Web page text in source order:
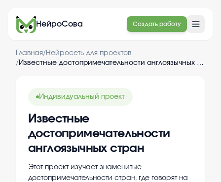
НейроСова Создать работу
Главная/ Нейросеть для проектов
/
Известные достопримечательности англоязычных стран
Индивидуальный проект
Известные
достопримечательности
англоязычных стран
Этот проект изучает знаменитые
достопримечательности стран, где говорят на